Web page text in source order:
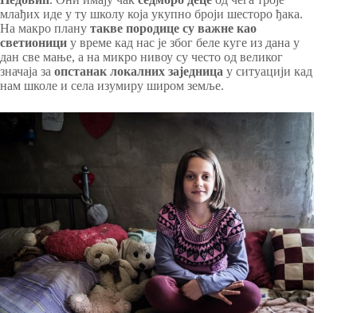
млађих иде у ту школу која укупно броји шесторо ђака.
На макро плану такве породице су важне као
светионици у време кад нас је због беле куге из дана у
дан све мање, а на микро нивоу су често од великог
значаја за опстанак локалних заједница у ситуацији кад
нам школе и села изумиру широм земље.